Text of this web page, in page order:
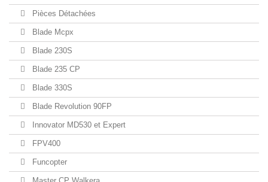
Pièces Détachées
Blade Mcpx
Blade 230S
Blade 235 CP
Blade 330S
Blade Revolution 90FP
Innovator MD530 et Expert
FPV400
Funcopter